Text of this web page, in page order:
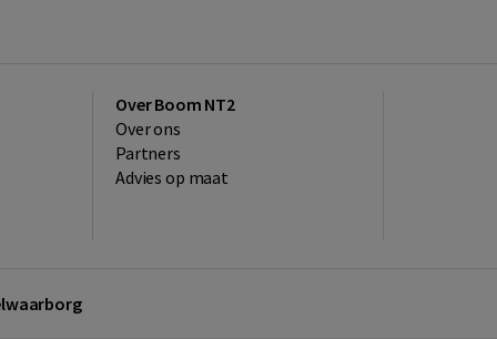
Over Boom NT2
Over ons
Partners
Advies op maat